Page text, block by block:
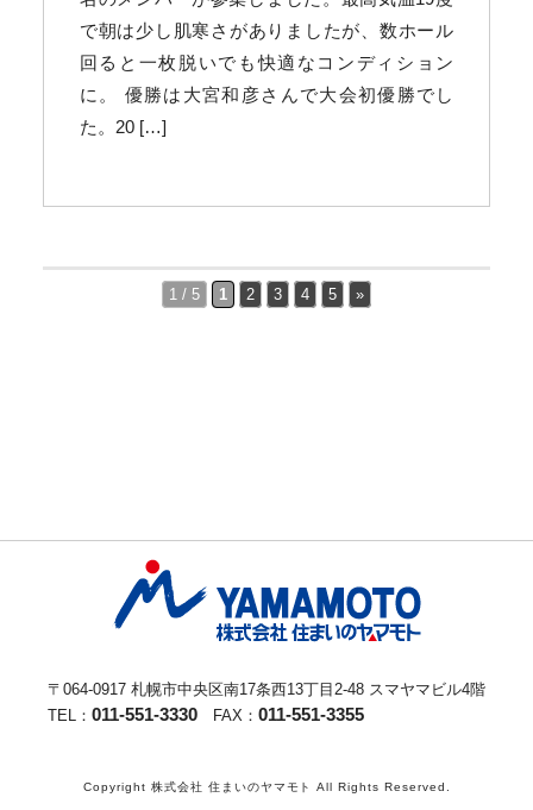
で朝は少し肌寒さがありましたが、数ホール
回ると一枚脱いでも快適なコンディション
に。 優勝は大宮和彦さんで大会初優勝でし
た。20 […]
1 / 5 1 2 3 4 5 »
〒064-0917 札幌市中央区南17条西13丁目2-48 スマヤマビル4階
TEL： 011-551-3330 FAX： 011-551-3355
Copyright 株式会社 住まいのヤマモト All Rights Reserved.